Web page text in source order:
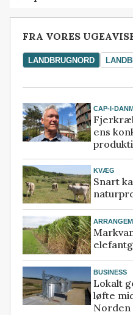
FRA VORES
LANDBRUGNORD
CAP-I-
ens
KVÆG
Snart
BUSINESS
Lokalt
løfte
Norden